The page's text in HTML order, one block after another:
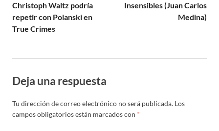
Christoph Waltz podría
repetir con Polanski en
True Crimes
Insensibles (Juan Carlos
Medina)
Deja una respuesta
Tu dirección de correo electrónico no será publicada. Los
campos obligatorios están marcados con *